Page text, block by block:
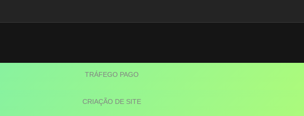
TRÁFEGO PAGO
CRIAÇÃO DE SITE